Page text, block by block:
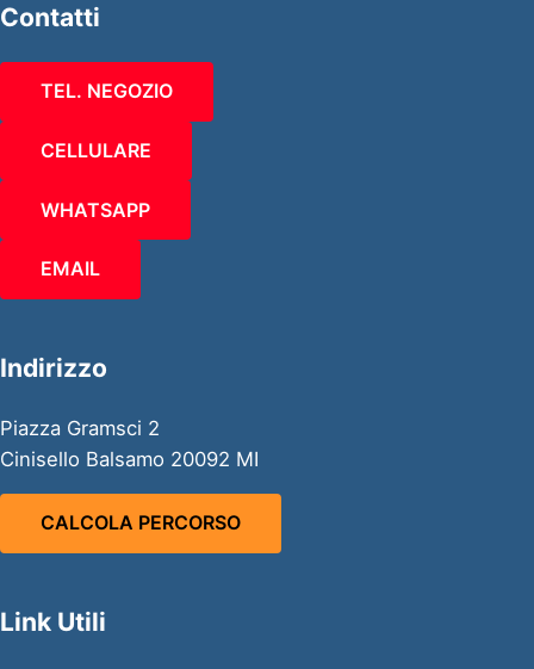
Contatti
TEL. NEGOZIO
CELLULARE
WHATSAPP
EMAIL
Indirizzo
Piazza Gramsci 2
Cinisello Balsamo 20092 MI
CALCOLA PERCORSO
Link Utili